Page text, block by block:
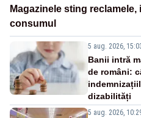
Magazinele sting
consumul
5 aug. 2026,
Banii intră
de români:
dizabilități
5 aug. 2026,